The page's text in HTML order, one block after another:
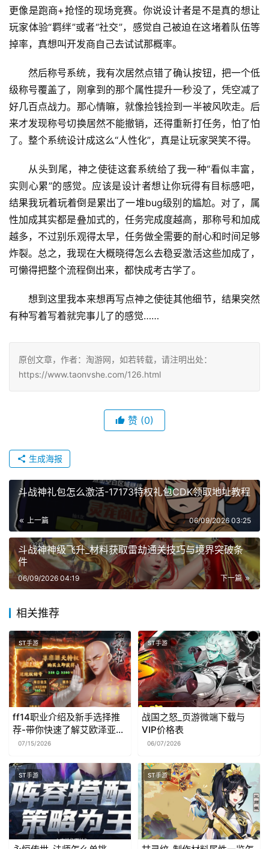
更像是跑商+抢怪的现场竞赛。你说设计者是不是真的想让
玩家体验“羁绊”或者“社交”，感觉自己被迫在这堵着队伍等
掉率，真想叫开发商自己去试试那概率。
然后称号系统，我有次居然点错了确认按钮，把一个低
级称号覆盖了，刚拿到的那个属性提升一秒没了，凭空减了
好几百点战力。那心情嘛，就像捡钱捡到一半被风吹走。后
来才发现称号切换居然不能撤销，还得重新打任务，怕了怕
了。整个系统设计成这么“人性化”，真是让玩家哭笑不得。
从头到尾，神之使徒这套系统给了我一种“看似丰富，
实则心累”的感觉。应该是设计者想让你玩得有目标感吧，
结果我玩着玩着倒是累出了一堆bug级别的尴尬。对了，属
性加成其实都是叠加式的，任务完成度越高，那称号和加成
越多，不过别乐观得太早，任务做全需要的耐心和时间足够
炸裂。总之，我现在大概晓得怎么去稳妥激活这些加成了，
可懒得把整个流程倒出来，都快成考古学了。
想到这里我本来想再写点神之使徒其他细节，结果突然
有种写着写着就完事儿了的感觉……
原创文章，作者：淘游网，如若转载，请注明出处：
https://www.taonvshe.com/126.html
赞 (0)
生成海报
斗战神礼包怎么激活-17173特权礼包CDK领取地址教程
上一篇 06/09/2026 03:25
斗战神神级飞升_材料获取雷劫通关技巧与境界突破条
件
下一篇
06/09/2026 04:19
相关推荐
ST手游
ff14职业介绍及新手选择推
荐-带你快速了解艾欧泽亚各
职业
07/15/2026
ST手游
战国之怒_页游微端下载与
VIP价格表
06/07/2026
ST手游 ST手游